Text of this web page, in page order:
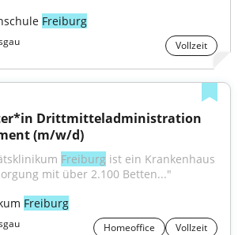
Freiburg
Vollzeit
Drittmitteladministration
(m/w/d)
Freiburg ist ein Krankenhaus
mit über 2.100 Betten..."
Freiburg
Homeoffice Vollzeit